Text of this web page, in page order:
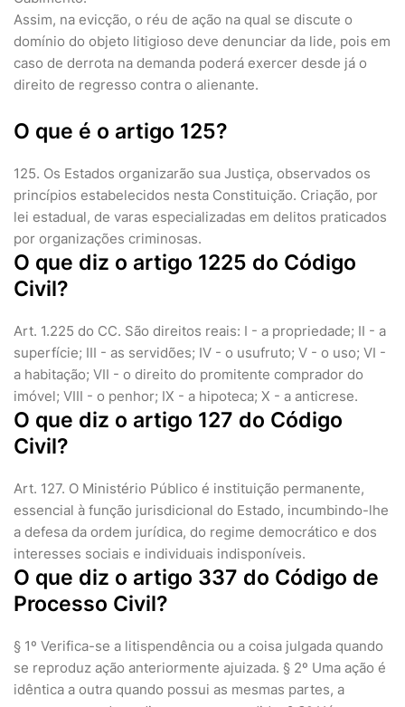
Assim, na evicção, o réu de ação na qual se discute o
domínio do objeto litigioso deve denunciar da lide, pois em
caso de derrota na demanda poderá exercer desde já o
direito de regresso contra o alienante.
O que é o artigo 125?
125. Os Estados organizarão sua Justiça, observados os
princípios estabelecidos nesta Constituição. Criação, por
lei estadual, de varas especializadas em delitos praticados
por organizações criminosas.
O que diz o artigo 1225 do Código
Civil?
Art. 1.225 do CC. São direitos reais: I - a propriedade; II - a
superfície; III - as servidões; IV - o usufruto; V - o uso; VI -
a habitação; VII - o direito do promitente comprador do
imóvel; VIII - o penhor; IX - a hipoteca; X - a anticrese.
O que diz o artigo 127 do Código
Civil?
Art. 127. O Ministério Público é instituição permanente,
essencial à função jurisdicional do Estado, incumbindo-lhe
a defesa da ordem jurídica, do regime democrático e dos
interesses sociais e individuais indisponíveis.
O que diz o artigo 337 do Código de
Processo Civil?
§ 1º Verifica-se a litispendência ou a coisa julgada quando
se reproduz ação anteriormente ajuizada. § 2º Uma ação é
idêntica a outra quando possui as mesmas partes, a